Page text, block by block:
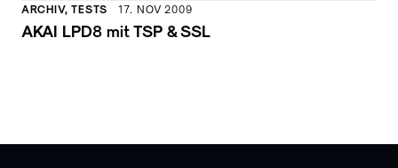
ARCHIV, TESTS 17. NOV 2009
AKAI LPD8 mit TSP & SSL